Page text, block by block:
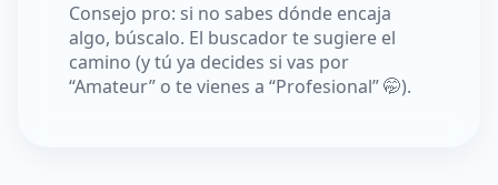
Consejo pro: si no sabes dónde encaja
algo, búscalo. El buscador te sugiere el
camino (y tú ya decides si vas por
“Amateur” o te vienes a “Profesional” 🤭).